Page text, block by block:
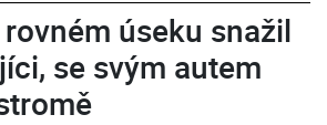
úseku snažil
se svým autem